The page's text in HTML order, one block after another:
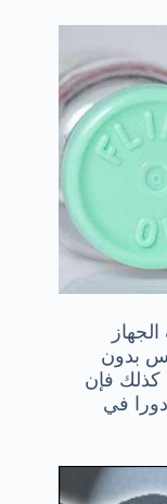
بدون
كذلك فإن
في